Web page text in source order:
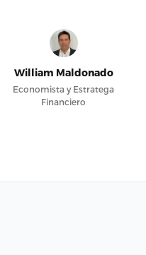
William Maldonado
Economista y Estratega
Financiero